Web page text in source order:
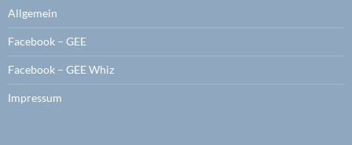
Allgemein
Facebook – GEE
Facebook – GEE Whiz
Impressum